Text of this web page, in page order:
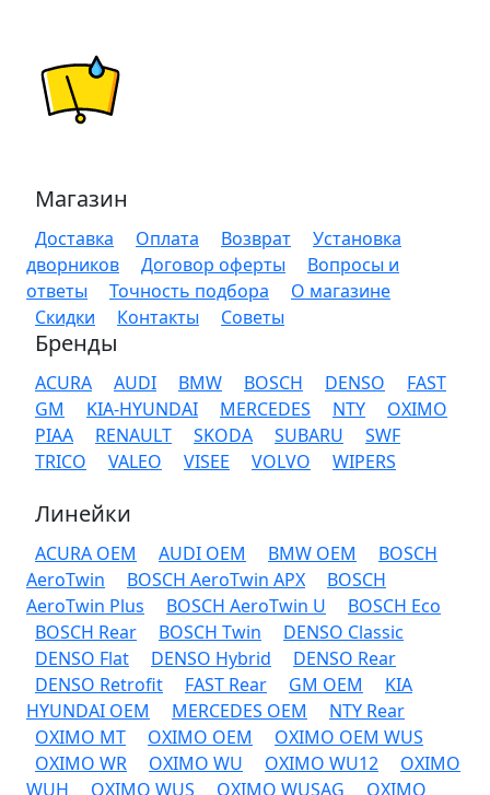
Магазин
Доставка Оплата Возврат
Установка
дворников
Договор оферты
Вопросы и
ответы
Точность подбора
О магазине
Скидки
Контакты Советы
Бренды
ACURA AUDI BMW BOSCH DENSO
FAST
GM
KIA-HYUNDAI MERCEDES NTY
OXIMO
PIAA
RENAULT SKODA SUBARU
SWF
TRICO
VALEO VISEE VOLVO WIPERS
Линейки
ACURA OEM AUDI OEM BMW OEM
BOSCH
AeroTwin
BOSCH AeroTwin APX
BOSCH
AeroTwin Plus
BOSCH AeroTwin U
BOSCH Eco
BOSCH Rear
BOSCH Twin
DENSO Classic
DENSO Flat
DENSO Hybrid
DENSO Rear
DENSO Retrofit
FAST Rear GM OEM
KIA
HYUNDAI OEM
MERCEDES OEM
NTY Rear
OXIMO MT
OXIMO OEM
OXIMO OEM WUS
OXIMO WR
OXIMO WU OXIMO WU12
OXIMO
WUH
OXIMO WUS OXIMO WUSAG OXIMO